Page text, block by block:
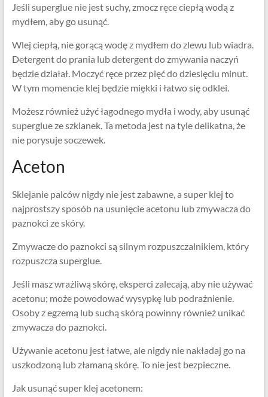
Jeśli superglue nie jest suchy, zmocz ręce ciepłą wodą z
mydłem, aby go usunąć.
Wlej ciepłą, nie gorącą wodę z mydłem do zlewu lub wiadra.
Detergent do prania lub detergent do zmywania naczyń
będzie działał. Moczyć ręce przez pięć do dziesięciu minut.
W tym momencie klej będzie miękki i łatwo się odklei.
Możesz również użyć łagodnego mydła i wody, aby usunąć
superglue ze szklanek. Ta metoda jest na tyle delikatna, że ​​
nie porysuje soczewek.
Aceton
Sklejanie palców nigdy nie jest zabawne, a super klej to
najprostszy sposób na usunięcie acetonu lub zmywacza do
paznokci ze skóry.
Zmywacze do paznokci są silnym rozpuszczalnikiem, który
rozpuszcza superglue.
Jeśli masz wrażliwą skórę, eksperci zalecają, aby nie używać
acetonu; może powodować wysypkę lub podrażnienie.
Osoby z egzemą lub suchą skórą powinny również unikać
zmywacza do paznokci.
Używanie acetonu jest łatwe, ale nigdy nie nakładaj go na
uszkodzoną lub złamaną skórę. To nie jest bezpieczne.
Jak usunąć super klej acetonem: